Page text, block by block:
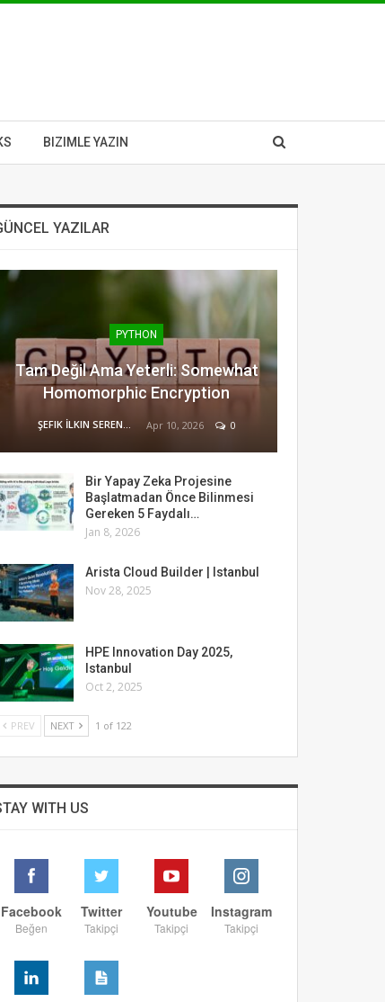
BIZIMLE YAZIN
YAZILAR
PYTHON
Tam Değil Ama Yeterli: Somewhat
Homomorphic Encryption
ŞEFIK İLKIN SERENGIL Apr 10, 2026 0
Bir Yapay Zeka Projesine
Başlatmadan Önce Bilinmesi
Gereken 5 Faydalı…
Jan 8, 2026
Arista Cloud Builder | Istanbul
Nov 28, 2025
HPE Innovation Day 2025,
Istanbul
Oct 2, 2025
PREV NEXT 1 of 122
WITH US
Facebook
Beğen
Twitter
Takipçi
Youtube
Takipçi
Instagram
Takipçi